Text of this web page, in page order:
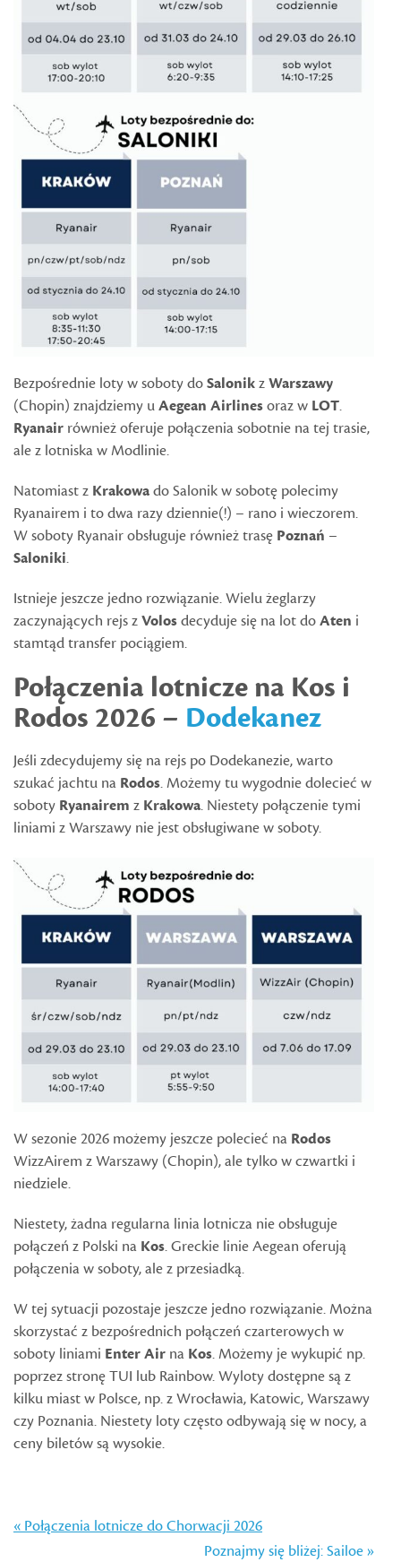
Bezpośrednie loty w soboty doSalonikzWarszawy
(Chopin) znajdziemy uAegean Airlinesoraz w LOT.
Ryanair również oferuje połączenia sobotnie na tej trasie,
ale z lotniska w Modlinie.
Natomiast z Krakowado Salonik w sobotę polecimy
Ryanairem i to dwa razy dziennie(!) – rano i wieczorem.
W soboty Ryanair obsługuje również trasę Poznań –
Saloniki.
Istnieje jeszcze jedno rozwiązanie. Wielu żeglarzy
zaczynających rejs zVolosdecyduje się na lot doAten i
stamtąd transfer pociągiem.
Połączenia lotnicze na Kos i
Rodos 2026 – Dodekanez
Jeśli zdecydujemy się na rejs po Dodekanezie, warto
szukać jachtu na Rodos. Możemy tu wygodnie dolecieć w
soboty Ryanairem z Krakowa. Niestety połączenie tymi
liniami z Warszawy nie jest obsługiwane w soboty.
W sezonie 2026 możemy jeszcze polecieć na Rodos
WizzAirem z Warszawy (Chopin), ale tylko w czwartki i
niedziele.
Niestety, żadna regularna linia lotnicza nie obsługuje
połączeń z Polski na Kos. Greckie linie Aegean oferują
połączenia w soboty, ale z przesiadką.
W tej sytuacji pozostaje jeszcze jedno rozwiązanie. Można
skorzystać z bezpośrednich połączeń czarterowych w
soboty liniami Enter Air na Kos. Możemy je wykupić np.
poprzez stronę TUI lub Rainbow. Wyloty dostępne są z
kilku miast w Polsce, np. z Wrocławia, Katowic, Warszawy
czy Poznania. Niestety loty często odbywają się w nocy, a
ceny biletów są wysokie.
« Połączenia lotnicze do Chorwacji 2026
Poznajmy się bliżej: Sailoe »